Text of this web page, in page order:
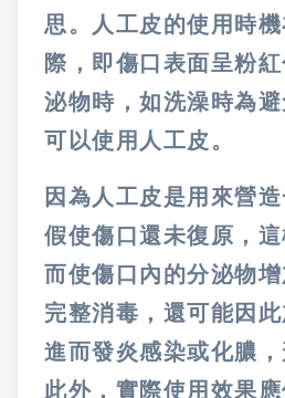
思。人工皮的使用時
際，即傷口表面呈粉
泌物時，如洗澡時為避
可以使用人工皮。
因為人工皮是用來營
假使傷口還未復原，
而使傷口內的分泌物
完整消毒，還可能因此
進而發炎感染或化膿，
此外，實際使用效果